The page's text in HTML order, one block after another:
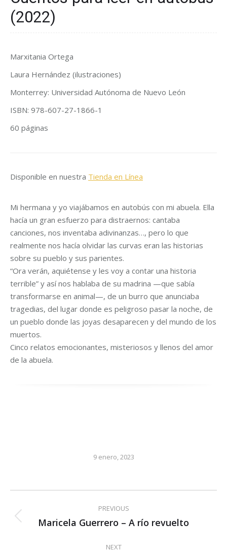
(2022)
Marxitania Ortega
Laura Hernández (ilustraciones)
Monterrey: Universidad Autónoma de Nuevo León
ISBN: 978-607-27-1866-1
60 páginas
Disponible en nuestra Tienda en Línea
Mi hermana y yo viajábamos en autobús con mi abuela. Ella
hacía un gran esfuerzo para distraernos: cantaba
canciones, nos inventaba adivinanzas…, pero lo que
realmente nos hacía olvidar las curvas eran las historias
sobre su pueblo y sus parientes.
“Ora verán, aquiétense y les voy a contar una historia
terrible” y así nos hablaba de su madrina —que sabía
transformarse en animal—, de un burro que anunciaba
tragedias, del lugar donde es peligroso pasar la noche, de
un pueblo donde las joyas desaparecen y del mundo de los
muertos.
Cinco relatos emocionantes, misteriosos y llenos del amor
de la abuela.
9 enero, 2023
navigation
PREVIOUS
Previous
Maricela Guerrero – A río revuelto
NEXT